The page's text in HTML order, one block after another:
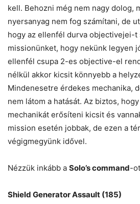
kell. Behozni még nem nagy dolog,
nyersanyag nem fog számítani, de
hogy az ellenfél durva objectivejei-t
missionünket, hogy nekünk legyen
ellenfél csupa 2-es objective-el
nélkül akkor kicsit könnyebb a
Mindenesetre érdekes mechanika,
nem látom a hatását. Az biztos,
mechanikát erősíteni kicsit és
mission esetén jobbak, de ezen a
végigmegyünk idővel.
Nézzük inkább a Solo’s command-
Shield Generator Assault (185)